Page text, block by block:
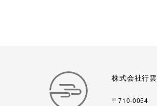
株式会社行雲
〒710-0054